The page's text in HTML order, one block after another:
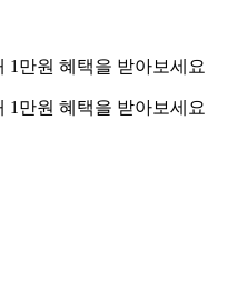
1만원 혜택을 받아보세요
1만원 혜택을 받아보세요